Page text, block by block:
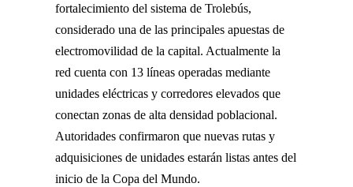
fortalecimiento del sistema de Trolebús,
considerado una de las principales apuestas de
electromovilidad de la capital. Actualmente la
red cuenta con 13 líneas operadas mediante
unidades eléctricas y corredores elevados que
conectan zonas de alta densidad poblacional.
Autoridades confirmaron que nuevas rutas y
adquisiciones de unidades estarán listas antes del
inicio de la Copa del Mundo.